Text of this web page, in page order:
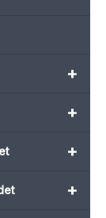
+
+
+
+